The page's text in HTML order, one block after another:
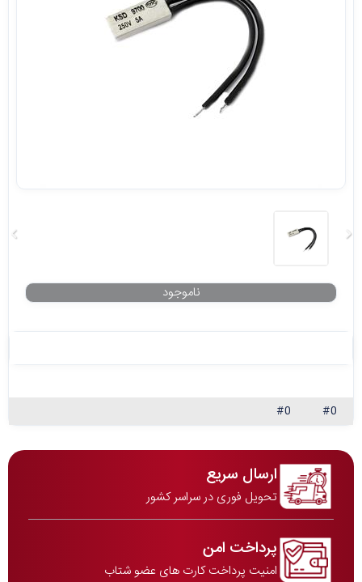
#0
#0
ارسال سریع
تحویل فوری در سراسر کشور
پرداخت امن
امنیت پرداخت کارت های عضو شتاب